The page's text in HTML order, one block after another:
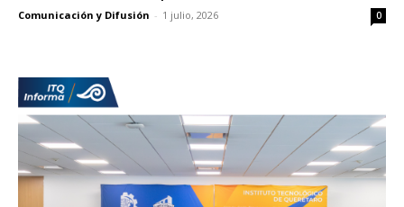
Comunicación y Difusión - 1 julio, 2026 0